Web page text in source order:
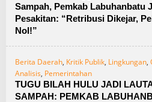
Sampah, Pemkab Labuhanbatu
Pesakitan: “Retribusi Dikejar,
Nol!”
Berita Daerah, Kritik Publik, Lingkungan,
Analisis, Pemerintahan
TUGU BILAH HULU JADI
SAMPAH: PEMKAB